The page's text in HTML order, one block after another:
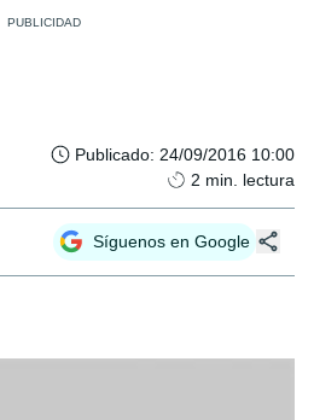
Publicado: 24/09/2016 10:00
2 min. lectura
Síguenos en Google